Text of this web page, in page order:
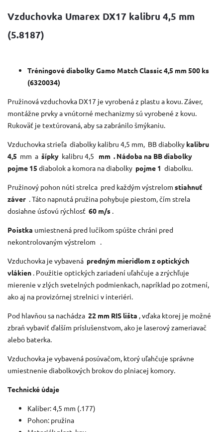
Vzduchovka Umarex DX17 kalibru 4,5 mm
(5.8187)
Tréningové diabolky Gamo Match Classic 4,5 mm 500 ks
(6320034)
Pružinová vzduchovka DX17 je vyrobená z plastu a kovu. Záver,
montážne prvky a vnútorné mechanizmy sú vyrobené z kovu.
Rukoväť je textúrovaná, aby sa zabránilo šmýkaniu.
Vzduchovka strieľa diabolky kalibru 4,5 mm, BB diabolky kalibru
4,5 mm a šípky kalibru 4,5
mm . Nádoba na BB diabolky
pojme 15 diabolok a komora na diabolky pojme 1 diabolku.
Pružinový pohon núti strelca pred každým výstrelom stiahnuť
záver
. Táto napnutá pružina pohybuje piestom, čím strela
dosiahne úsťovú rýchlosť 60 m/s
Poistka umiestnená pred lučíkom spúšte chráni pred
nekontrolovaným výstrelom
Vzduchovka je vybavená predným mieridlom z optických
vlákien . Použitie optických zariadení uľahčuje a zrýchľuje
mierenie v zlých svetelných podmienkach, napríklad po zotmení,
ako aj na provizórnej strelnici v interiéri.
Pod hlavňou sa nachádza 22 mm RIS lišta , vďaka ktorej je možné
zbraň vybaviť ďalším príslušenstvom, ako je laserový zameriavač
alebo baterka.
Vzduchovka je vybavená posúvačom, ktorý uľahčuje správne
umiestnenie diabolkových brokov do plniacej komory.
Technické údaje
Kaliber: 4,5 mm (.177)
Pohon: pružina